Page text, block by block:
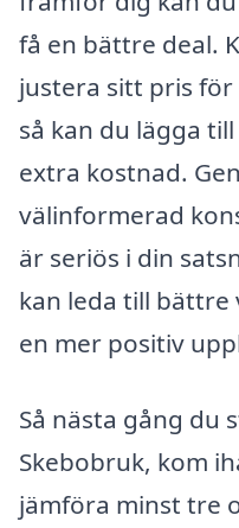
få en bättre deal.
justera sitt pris
så kan du lägga
extra kostnad.
välinformerad
är seriös i din
kan leda till
en mer positiv
Så nästa gång du
Skebobruk, kom
jämföra minst tre